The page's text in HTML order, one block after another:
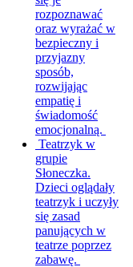
rozpoznawać
oraz wyrażać w
bezpieczny i
przyjazny
sposób,
rozwijając
empatię i
świadomość
emocjonalną.
Teatrzyk w
grupie
Słoneczka.
Dzieci oglądały
teatrzyk i uczyły
się zasad
panujących w
teatrze poprzez
zabawę.